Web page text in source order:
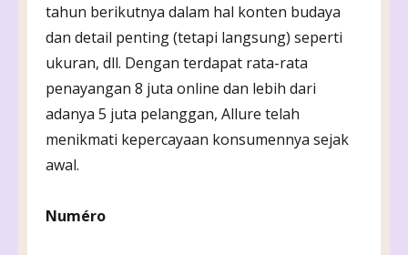
tahun berikutnya dalam hal konten budaya
dan detail penting (tetapi langsung) seperti
ukuran, dll. Dengan terdapat rata-rata
penayangan 8 juta online dan lebih dari
adanya 5 juta pelanggan, Allure telah
menikmati kepercayaan konsumennya sejak
awal.
Numéro